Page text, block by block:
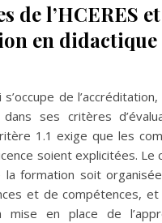
de l’HCERES et
en didactique
s’occupe de
ses critères
1.1 exige que les
soient explicitées. Le
la formation soit
et de compétences,
mise en place de